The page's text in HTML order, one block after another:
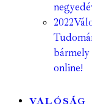
2022
bármely
online!
VALÓSÁG